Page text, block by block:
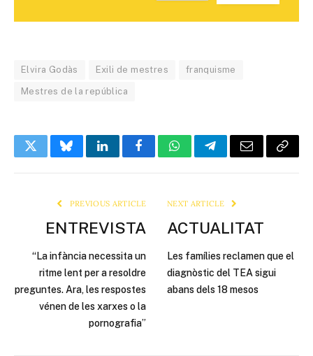
Elvira Godàs Exili de mestres franquisme
Mestres de la república
TwitterBlueskyLinkedInFacebookWhatsAppTelegramEmail Copy
PREVIOUS ARTICLE
ENTREVISTA
“La infància necessita un
ritme lent per a resoldre
preguntes. Ara, les respostes
vénen de les xarxes o la
pornografia”
NEXT ARTICLE
ACTUALITAT
Les famílies reclamen que el
diagnòstic del TEA sigui
abans dels 18 mesos